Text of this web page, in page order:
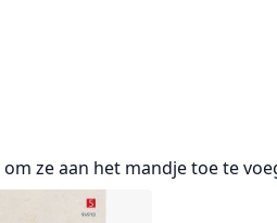
ze aan het mandje toe te